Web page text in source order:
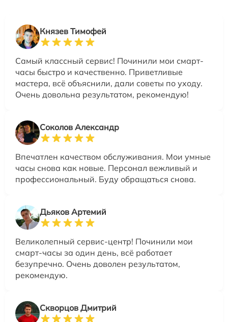
Князев Тимофей
Самый классный сервис! Починили мои смарт-
часы быстро и качественно. Приветливые
мастера, всё объяснили, дали советы по уходу.
Очень довольна результатом, рекомендую!
Соколов Александр
Впечатлен качеством обслуживания. Мои умные
часы снова как новые. Персонал вежливый и
профессиональный. Буду обращаться снова.
Дьяков Артемий
Великолепный сервис-центр! Починили мои
смарт-часы за один день, всё работает
безупречно. Очень доволен результатом,
рекомендую.
Скворцов Дмитрий